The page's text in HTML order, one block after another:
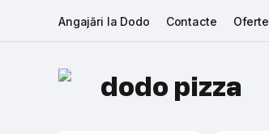
Angajări la Dodo Contacte Oferte
dodo pizza